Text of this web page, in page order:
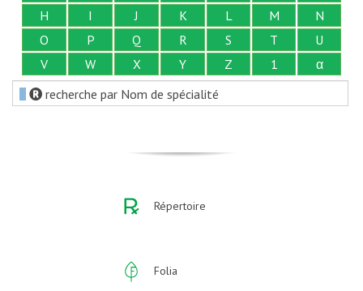
H
I J K L M
N
O
P Q R S T
U
V
W X Y Z 1
α
recherche par Nom de spécialité
Répertoire
Folia